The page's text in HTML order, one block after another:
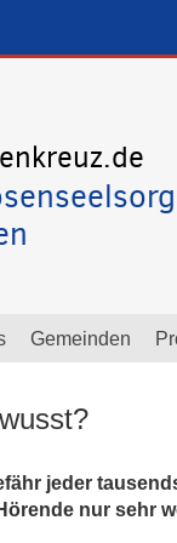
Gemeinden
jeder
nur sehr